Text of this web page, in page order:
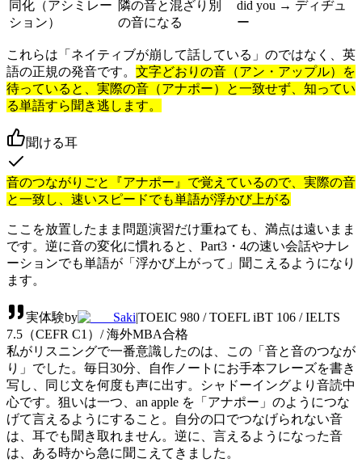
同化（アシミレー
ション）
隣の音と混ざり別
の音になる
did you → ディヂュ
ー
これらは「ネイティブが崩して話している」のではなく、英
語の正規の発音です。 文字どおりの音（アン・アップル）を
待っていると、実際の音（アナポー）と一致せず、知ってい
る単語すら聞き逃します。
聞ける耳
音のつながりごと『アナポー』で覚えているので、実際の音
と一致し、速いスピードでも単語が浮かび上がる
ここを放置したまま問題演習だけ重ねても、満点は遠いまま
です。逆に音の変化に慣れると、Part3・4の速い会話やナレ
ーションでも単語が「浮かび上がって」聞こえるようになり
ます。
実体験by Saki|TOEIC 980 / TOEFL iBT 106 / IELTS
7.5（CEFR C1）/ 海外MBA合格
私がリスニングで一番意識したのは、この「音と音のつなが
り」でした。毎日30分、自作ノートにお手本フレーズを書き
写し、同じ文を何度も声に出す。シャドーイングより音読中
心です。狙いは一つ、an apple を「アナポー」のようにつな
げて言えるようにすること。自分の口でつなげられない音
は、耳でも聞き取れません。逆に、言えるようになった音
は、ある時から急に聞こえてきました。